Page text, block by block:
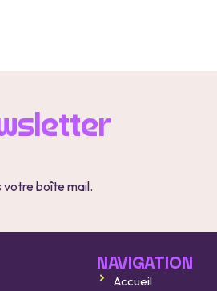
votre boîte mail.
NAVIGATION
Accueil